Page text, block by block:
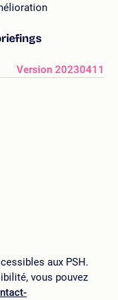
Version 20230411
aux PSH.
vous pouvez